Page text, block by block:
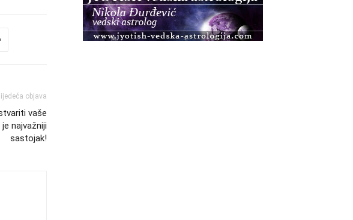
objava
vaše
najvažniji
sastojak!
Access BARS®, otpusti stres
23.08.
Pula